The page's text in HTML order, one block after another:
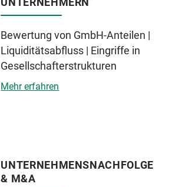
Bewertung von GmbH-Anteilen |
Liquiditätsabfluss | Eingriffe in
Gesellschafterstrukturen
Mehr erfahren
UNTERNEHMENSNACHFOLGE
& M&A